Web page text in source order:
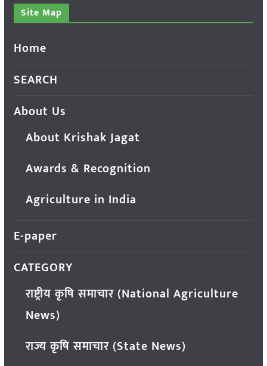
Site Map
Home
SEARCH
About Us
About Krishak Jagat
Awards & Recognition
Agriculture in India
E-paper
CATEGORY
राष्ट्रीय कृषि समाचार (National Agriculture
News)
राज्य कृषि समाचार (State News)